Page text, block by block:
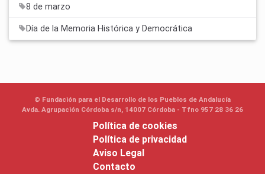
8 de marzo
Día de la Memoria Histórica y Democrática
© Fundación para el Desarrollo de los Pueblos de Andalucía
Avda. Agrupación Córdoba s/n, 14007 Córdoba - Tfno 957 28 36 26
Política de cookies
Política de privacidad
Aviso Legal
Contacto